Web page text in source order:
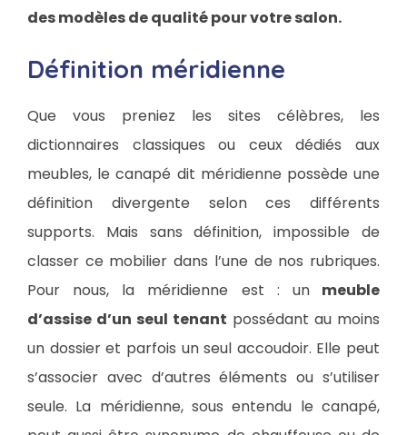
des modèles de qualité pour votre salon.
Définition méridienne
Que vous preniez les sites célèbres, les
dictionnaires classiques ou ceux dédiés aux
meubles, le canapé dit méridienne possède une
définition divergente selon ces différents
supports. Mais sans définition, impossible de
classer ce mobilier dans l’une de nos rubriques.
Pour nous, la méridienne est : unmeuble
d’assise d’un seul tenant possédant au moins
un dossier et parfois un seul accoudoir. Elle peut
s’associer avec d’autres éléments ou s’utiliser
seule. La méridienne, sous entendu le canapé,